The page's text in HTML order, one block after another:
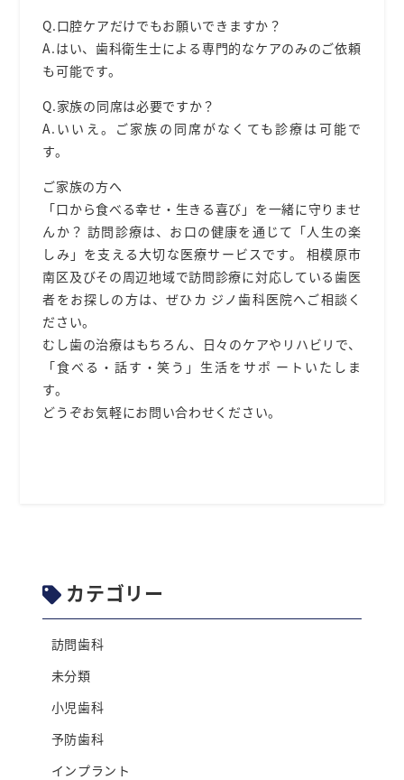
Q.⼝腔ケアだけでもお願いできますか？
A.はい、⻭科衛⽣⼠による専⾨的なケアのみのご依頼
も可能です。
Q.家族の同席は必要ですか？
A.いいえ。ご家族の同席がなくても診療は可能で
す。
ご家族の⽅へ
「⼝から⾷べる幸せ ・⽣きる喜び 」を⼀緒に守りませ
んか？ 訪問診療は、お⼝の健康を通じて「⼈⽣の楽
しみ」を⽀える⼤切な医療サービスです。 相模原市
南区及びその周辺地域で訪問診療に対応している⻭医
者をお探しの⽅は、ぜひ カ ジノ⻭科医院へ ご相談く
ださい。
むし⻭の治療はもちろん、⽇々のケアやリハビリで、
「⾷べる・話す・笑う」⽣活をサポ ートいたしま
す。
どうぞお気軽にお問い合わせください。
カテゴリー
訪問歯科
未分類
小児歯科
予防歯科
インプラント